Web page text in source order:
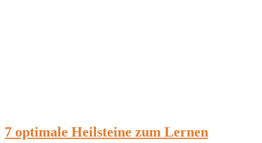
7 optimale Heilsteine zum Lernen